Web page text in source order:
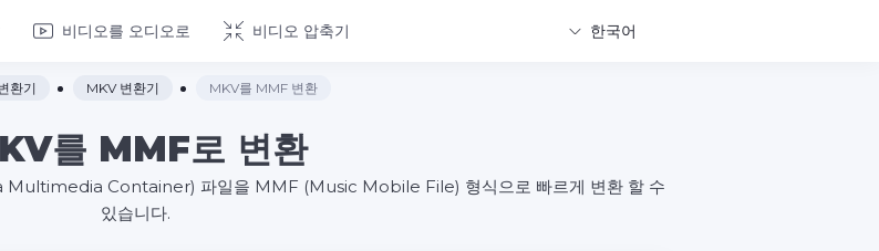
비디오를 오디오로 비디오 압축기 한국어
환기 MKV 변환기 MKV를 MMF 변환
를 MMF로 변환
Multimedia Container) 파일을 MMF (Music Mobile File) 형식으로 빠르게 변환 할 수
있습니다.